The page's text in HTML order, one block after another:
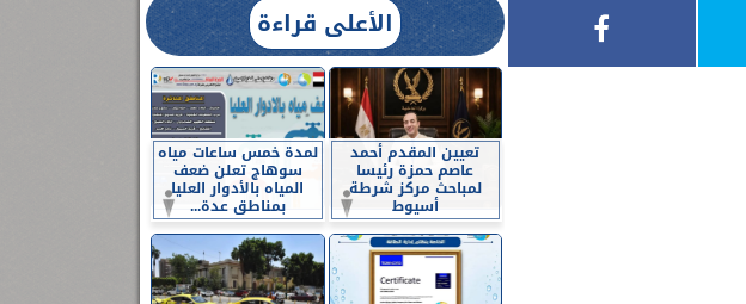
الأعلى قراءة
تعيين المقدم أحمد
عاصم حمزة رئيسا
لمباحث مركز شرطة
أسيوط
لمدة خمس ساعات مياه
سوهاج تعلن ضعف
المياه بالأدوار العليا
بمناطق عدة...